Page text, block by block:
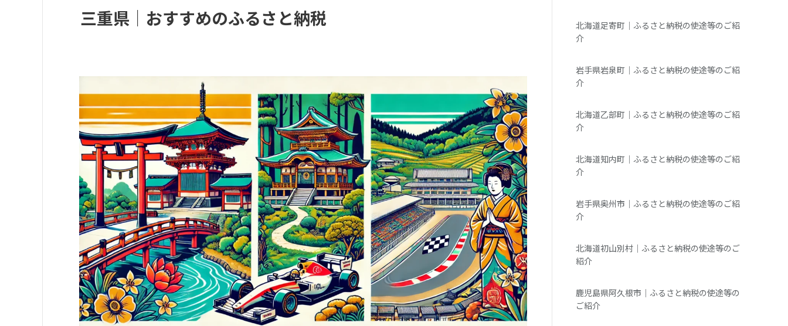
三重県｜おすすめのふるさと納税
北海道足寄町｜ふるさと納税の使途等のご紹
介
岩手県岩泉町｜ふるさと納税の使途等のご紹
介
北海道乙部町｜ふるさと納税の使途等のご紹
介
北海道知内町｜ふるさと納税の使途等のご紹
介
岩手県奥州市｜ふるさと納税の使途等のご紹
介
北海道初山別村｜ふるさと納税の使途等のご
紹介
鹿児島県阿久根市｜ふるさと納税の使途等の
ご紹介